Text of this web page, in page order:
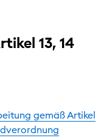
13, 14
gemäß Artikel